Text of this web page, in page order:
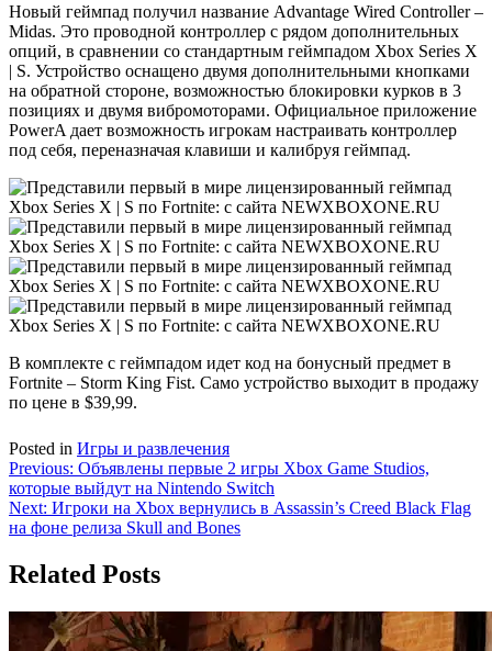
Новый геймпад получил название Advantage Wired Controller –
Midas. Это проводной контроллер с рядом дополнительных
опций, в сравнении со стандартным геймпадом Xbox Series X
| S. Устройство оснащено двумя дополнительными кнопками
на обратной стороне, возможностью блокировки курков в 3
позициях и двумя вибромоторами. Официальное приложение
PowerA дает возможность игрокам настраивать контроллер
под себя, переназначая клавиши и калибруя геймпад.
В комплекте с геймпадом идет код на бонусный предмет в
Fortnite – Storm King Fist. Само устройство выходит в продажу
по цене в $39,99.
Posted in Игры и развлечения
Навигация
по
записям
Previous: Объявлены первые 2 игры Xbox Game Studios,
которые выйдут на Nintendo Switch
Next: Игроки на Xbox вернулись в Assassin’s Creed Black Flag
на фоне релиза Skull and Bones
Related Posts